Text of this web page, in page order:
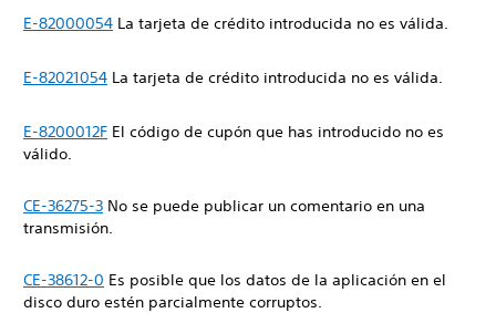
E-82000054 La tarjeta de crédito introducida no es válida.
E-82021054 La tarjeta de crédito introducida no es válida.
E-8200012F El código de cupón que has introducido no es
válido.
CE-36275-3 No se puede publicar un comentario en una
transmisión.
CE-38612-0 Es posible que los datos de la aplicación en el
disco duro estén parcialmente corruptos.